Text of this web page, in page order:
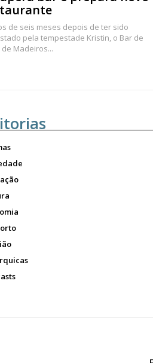
de seis meses depois de ter sido
pela tempestade Kristin, o Bar de
de Madeiros...